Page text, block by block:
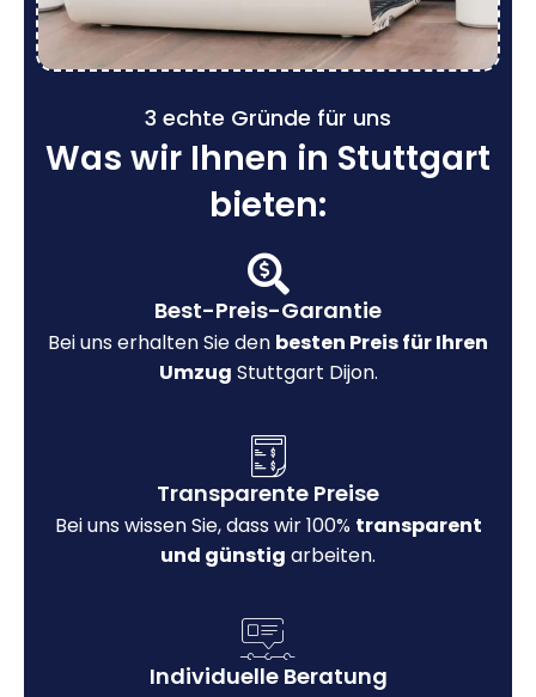
3 echte Gründe für uns
Was wir Ihnen in Stuttgart
bieten:
Best-Preis-Garantie
Bei uns erhalten Sie den besten Preis für Ihren
Umzug Stuttgart Dijon.
Transparente Preise
Bei uns wissen Sie, dass wir 100% transparent
und günstig arbeiten.
Individuelle Beratung